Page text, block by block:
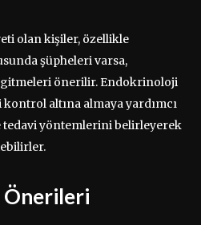
olan kişiler, özellikle
şüpheleri varsa,
önerilir. Endokrinoloji
altına almaya yardımcı
tedavi yöntemlerini belirleyerek
Önerileri